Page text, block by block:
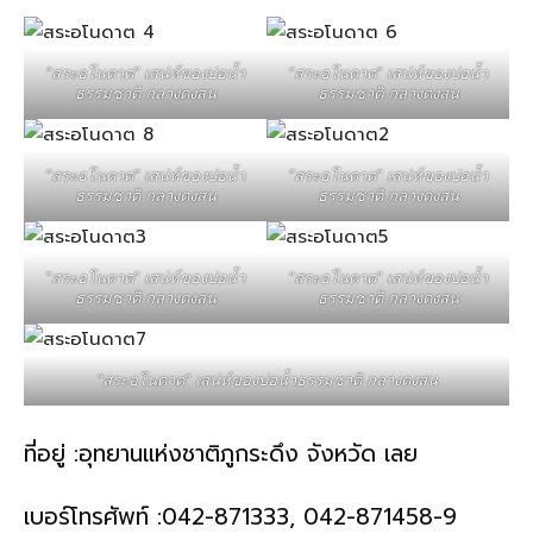
“สระอโนดาต” เสน่ห์ของบ่อน้ำ
ธรรมชาติ กลางดงสน
“สระอโนดาต” เสน่ห์ของบ่อน้ำ
ธรรมชาติ กลางดงสน
“สระอโนดาต” เสน่ห์ของบ่อน้ำ
ธรรมชาติ กลางดงสน
“สระอโนดาต” เสน่ห์ของบ่อน้ำ
ธรรมชาติ กลางดงสน
“สระอโนดาต” เสน่ห์ของบ่อน้ำ
ธรรมชาติ กลางดงสน
“สระอโนดาต” เสน่ห์ของบ่อน้ำ
ธรรมชาติ กลางดงสน
“สระอโนดาต” เสน่ห์ของบ่อน้ำธรรมชาติ กลางดงสน
ที่อยู่ :อุทยานแห่งชาติภูกระดึง จังหวัด เลย
เบอร์โทรศัพท์ :042-871333, 042-871458-9